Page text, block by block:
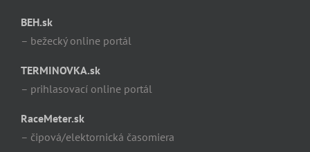
BEH.sk
– bežecký online portál
TERMINOVKA.sk
– prihlasovací online portál
RaceMeter.sk
– čipová/elektornická časomiera